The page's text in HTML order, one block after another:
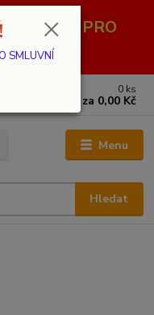
POUZE PRO
Menu
Hledat
0 ks
za 0,00 Kč
SMLUVNÍ